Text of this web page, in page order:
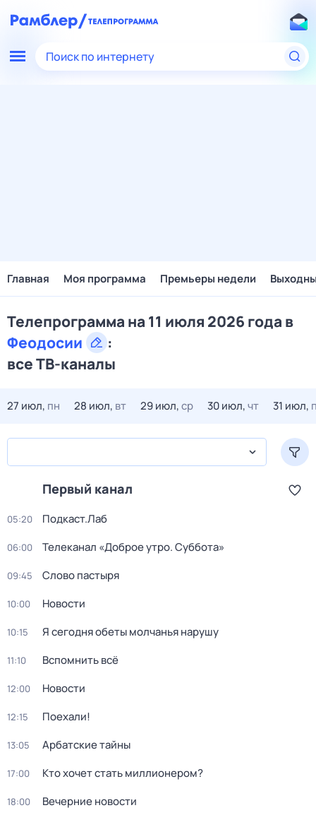
Поиск по интернету
Главная Моя программа Премьеры недели
Телепрограмма на 11 июля 2026 года в
Феодосии
:
все ТВ-каналы
27 июл, пн 28 июл, вт 29 июл,ср 30 июл,чт 31 июл,
Первый канал
05:20 Подкаст.Лаб
06:00 Телеканал «Доброе утро. Суббота»
09:45 Слово пастыря
10:00 Новости
10:15 Я сегодня обеты молчанья нарушу
11:10 Вспомнить всё
12:00 Новости
12:15 Поехали!
13:05 Арбатские тайны
17:00 Кто хочет стать миллионером?
18:00 Вечерние новости